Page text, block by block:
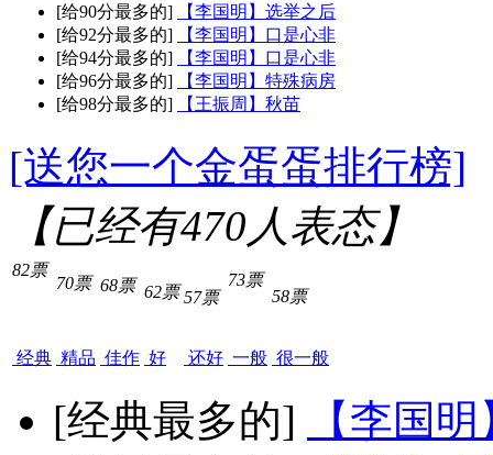
[给90分最多的]
【李国明】选举之后
[给92分最多的]
【李国明】口是心非
[给94分最多的]
【李国明】口是心非
[给96分最多的]
【李国明】特殊病房
[给98分最多的]
【王振周】秋苗
[送您一个金蛋蛋排行榜]
【已经有470人表态】
82票
经典
70票
精品
68票
佳作
62票
好
57票
还好
73票
一般
58票
很一般
[经典最多的]
【李国